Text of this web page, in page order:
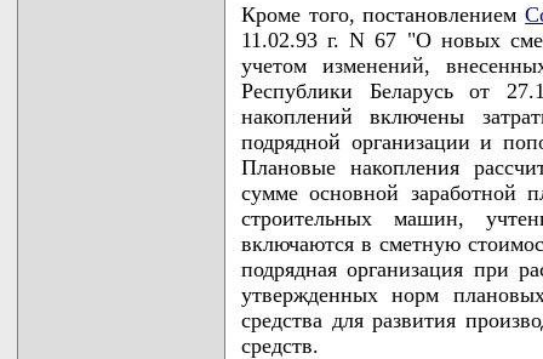
Кроме того, постановлением
11.02.93 г. N 67 "О новых
учетом изменений,
Республики Беларусь от
накоплений включены
подрядной организации и
Плановые накопления
сумме основной заработной
строительных машин,
включаются в сметную
подрядная организация при
утвержденных норм
средства для развития
средств.